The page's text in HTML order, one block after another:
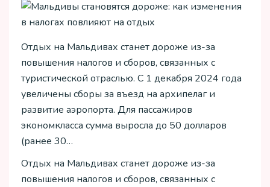
Отдых на Мальдивах станет дороже из-за
повышения налогов и сборов, связанных с
туристической отраслью. С 1 декабря 2024 года
увеличены сборы за въезд на архипелаг и
развитие аэропорта. Для пассажиров
экономкласса сумма выросла до 50 долларов
(ранее 30…
Отдых на Мальдивах станет дороже из-за
повышения налогов и сборов, связанных с